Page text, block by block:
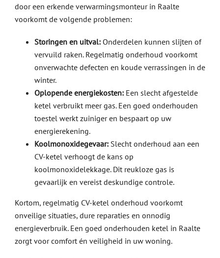
door een erkende verwarmingsmonteur in Raalte
voorkomt de volgende problemen:
Storingen en uitval:Onderdelen kunnen slijten of
vervuild raken. Regelmatig onderhoud voorkomt
onverwachte defecten en koude verrassingen in de
winter.
Oplopende energiekosten:Een slecht afgestelde
ketel verbruikt meer gas. Een goed onderhouden
toestel werkt zuiniger en bespaart op uw
energierekening.
Koolmonoxidegevaar:Slecht onderhoud aan een
CV-ketel verhoogt de kans op
koolmonoxidelekkage. Dit reukloze gas is
gevaarlijk en vereist deskundige controle.
Kortom, regelmatig CV-ketel onderhoud voorkomt
onveilige situaties, dure reparaties en onnodig
energieverbruik. Een goed onderhouden ketel in Raalte
zorgt voor comfort én veiligheid in uw woning.